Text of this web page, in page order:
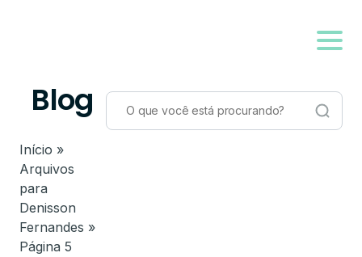
Blog
Início »
Arquivos
para
Denisson
Fernandes »
Página 5